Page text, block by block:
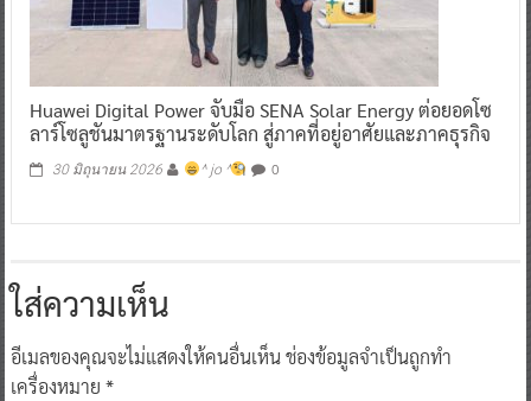
Huawei Digital Power จับมือ SENA Solar Energy ต่อยอดโซ
ลาร์โซลูชันมาตรฐานระดับโลก สู่ภาคที่อยู่อาศัยและภาคธุรกิจ​
30 มิถุนายน 2026 ^ jo ^ 0
ใส่ความเห็น
อีเมลของคุณจะไม่แสดงให้คนอื่นเห็นช่องข้อมูลจำเป็นถูกทำ
เครื่องหมาย *